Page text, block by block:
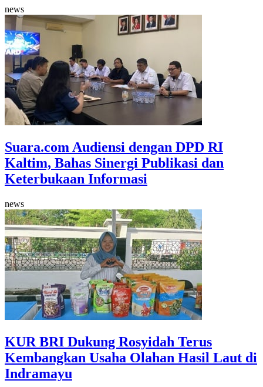
news
Suara.com Audiensi dengan DPD RI
Kaltim, Bahas Sinergi Publikasi dan
Keterbukaan Informasi
news
KUR BRI Dukung Rosyidah Terus
Kembangkan Usaha Olahan Hasil Laut di
Indramayu